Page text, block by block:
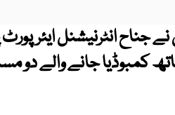
جناح انٹرنیشنل ایئرپورٹ
کمبوڈیا جانے والے دو